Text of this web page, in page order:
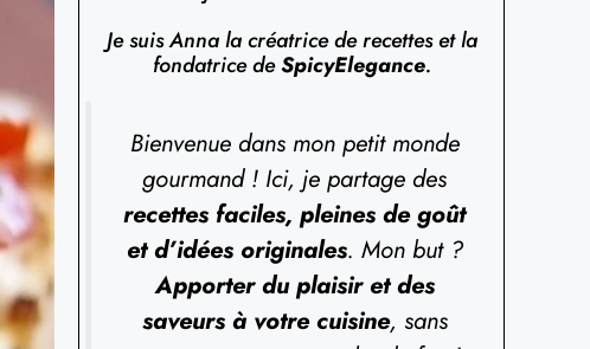
Je suis Anna la créatrice de recettes et la
fondatrice deSpicyElegance.
Bienvenue dans mon petit monde
gourmand ! Ici, je partage des
recettes faciles, pleines de goût
et d’idées originales. Mon but ?
Apporter du plaisir et des
saveurs à votre cuisine, sans